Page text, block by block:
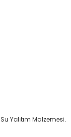
Yalıtım Malzemesi.